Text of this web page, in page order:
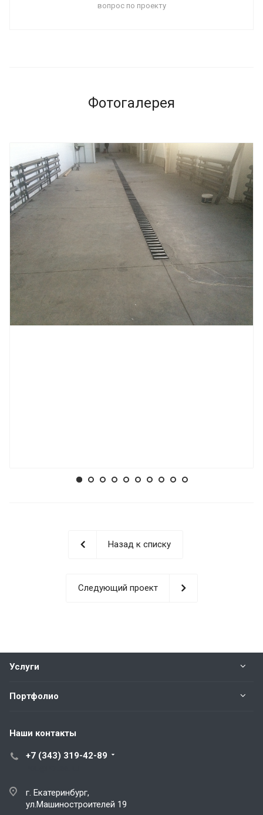
вопрос по проекту
Фотогалерея
Назад к списку
Следующий проект
Услуги
Портфолио
Наши контакты
+7 (343) 319-42-89
г. Екатеринбург,
ул.Машиностроителей 19